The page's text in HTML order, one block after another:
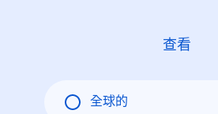
查看
全球的